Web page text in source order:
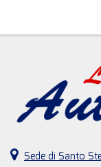
Sede di Santo